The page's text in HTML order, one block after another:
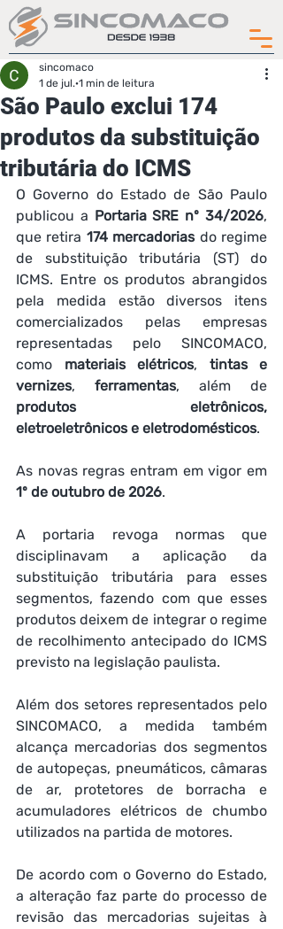
São Paulo exclui 174
produtos da substituição
tributária do ICMS
sincomaco
1 de jul. 1 min de leitura
O Governo do Estado de São Paulo
publicou a Portaria SRE nº 34/2026,
que retira 174 mercadorias do regime
de substituição tributária (ST) do
ICMS. Entre os produtos abrangidos
pela medida estão diversos itens
comercializados pelas empresas
representadas pelo SINCOMACO,
como materiais elétricos, tintas e
vernizes, ferramentas
produtos eletrônicos,
eletroeletrônicos e eletrodomésticos.
1º de outubro de 2026.
A portaria revoga normas que
disciplinavam a aplicação da
substituição tributária para esses
segmentos, fazendo com que esses
produtos deixem de integrar o regime
de recolhimento antecipado do ICMS
previsto na legislação paulista.
Além dos setores representados pelo
SINCOMACO, a medida também
alcança mercadorias dos segmentos
de autopeças, pneumáticos, câmaras
de ar, protetores de borracha e
acumuladores elétricos de chumbo
utilizados na partida de motores.
De acordo com o Governo do Estado,
a alteração faz parte do processo de
revisão das mercadorias sujeitas à